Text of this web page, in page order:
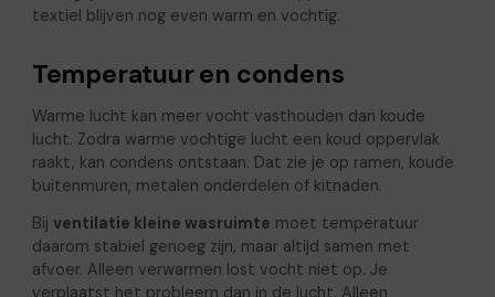
textiel blijven nog even warm en vochtig.
Temperatuur en condens
Warme lucht kan meer vocht vasthouden dan koude
lucht. Zodra warme vochtige lucht een koud oppervlak
raakt, kan condens ontstaan. Dat zie je op ramen, koude
buitenmuren, metalen onderdelen of kitnaden.
Bij ventilatie kleine wasruimte moet temperatuur
daarom stabiel genoeg zijn, maar altijd samen met
afvoer. Alleen verwarmen lost vocht niet op. Je
verplaatst het probleem dan in de lucht. Alleen